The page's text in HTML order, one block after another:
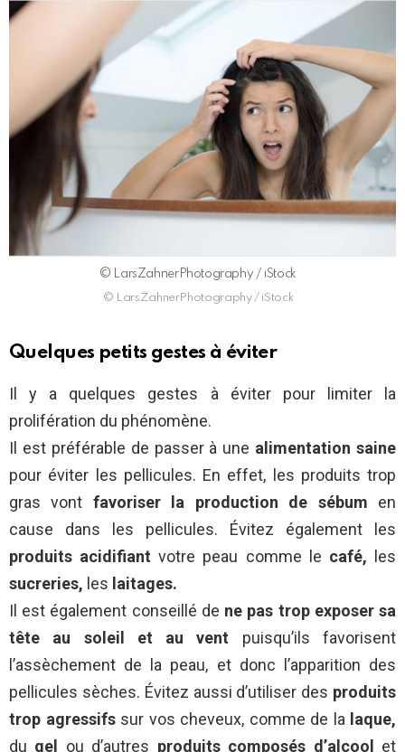
© LarsZahnerPhotography / iStock
© LarsZahnerPhotography / iStock
Quelques petits gestes à éviter
Il y a quelques gestes à éviter pour limiter la
prolifération du phénomène.
Il est préférable de passer à une alimentation saine
pour éviter les pellicules. En effet, les produits trop
gras vont favoriser la production de sébum en
cause dans les pellicules. Évitez également les
produits acidifiant votre peau comme le café, les
sucreries, les laitages.
Il est également conseillé de ne pas trop exposer sa
tête au soleil et au vent puisqu’ils favorisent
l’assèchement de la peau, et donc l’apparition des
pellicules sèches. Évitez aussi d’utiliser des produits
trop agressifssur vos cheveux, comme de la laque,
du gel ou d’autres produits composés d’alcool et